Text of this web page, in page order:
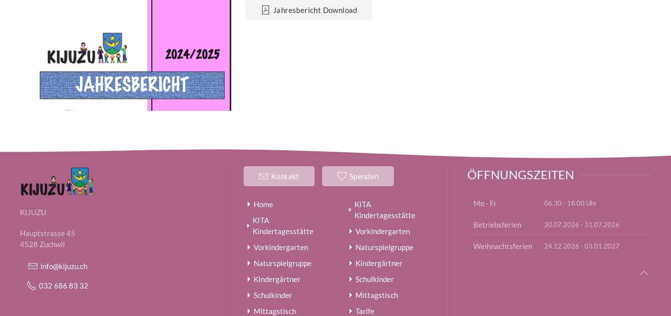
Jahresbericht Download
KIJUZU
Hauptstrasse 45
4528 Zuchwil
info@kijuzu.ch
032 686 83 32
Kontakt Spenden
Home
KITA
Kindertagesstätte
Vorkindergarten
Naturspielgruppe
Kindergärtner
Schulkinder
Mittagstisch
KITA
Kindertagesstätte
Vorkindergarten
Naturspielgruppe
Kindergärtner
Schulkinder
Mittagstisch
Tarife
ÖFFNUNGSZEITEN
Mo - Fr 06.30 - 18.00 Uhr
Betriebsferien 20.07.2026 - 31.07.2026
Weihnachtsferien 24.12.2026 - 03.01.2027